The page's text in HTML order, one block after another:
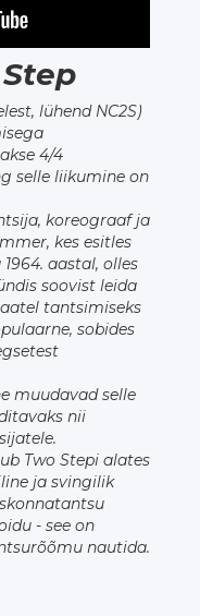
lühend NC2S)
4/4
selle liikumine on
koreograaf ja
kes esitles
aastal, olles
soovist leida
tantsimiseks
sobides
muudavad selle
nii
Two Stepi alates
ja svingilik
- see on
nautida.